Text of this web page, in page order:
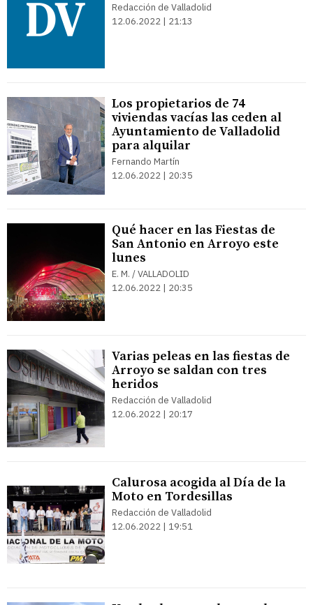
Redacción de Valladolid
12.06.2022 | 21:13
Los propietarios de 74
viviendas vacías las ceden al
Ayuntamiento de Valladolid
para alquilar
Fernando Martín
12.06.2022 | 20:35
Qué hacer en las Fiestas de
San Antonio en Arroyo este
lunes
E. M. / VALLADOLID
12.06.2022 | 20:35
Varias peleas en las fiestas de
Arroyo se saldan con tres
heridos
Redacción de Valladolid
12.06.2022 | 20:17
Calurosa acogida al Día de la
Moto en Tordesillas
Redacción de Valladolid
12.06.2022 | 19:51